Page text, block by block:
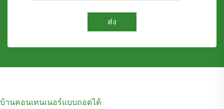
ส่ง
บ้านคอนเทนเนอร์แบบถอดได้